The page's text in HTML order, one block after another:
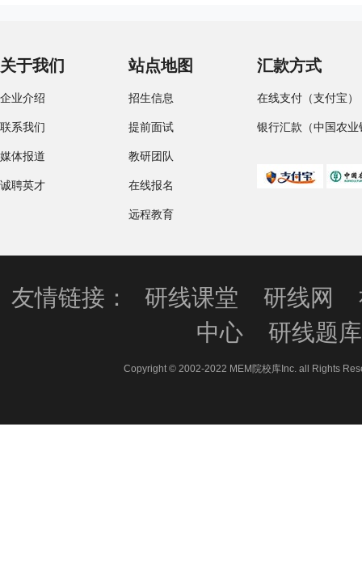
关于我们
企业介绍
联系我们
媒体报道
诚聘英才
站点地图
招生信息
提前面试
教研团队
在线报名
远程教育
汇款方式
在线支付（支付宝）
银行汇款（中国农业
友情链接： 研线课堂 研线网
中心
研线题库
Copyright © 2002-2022 MEM院校库Inc. all Rights